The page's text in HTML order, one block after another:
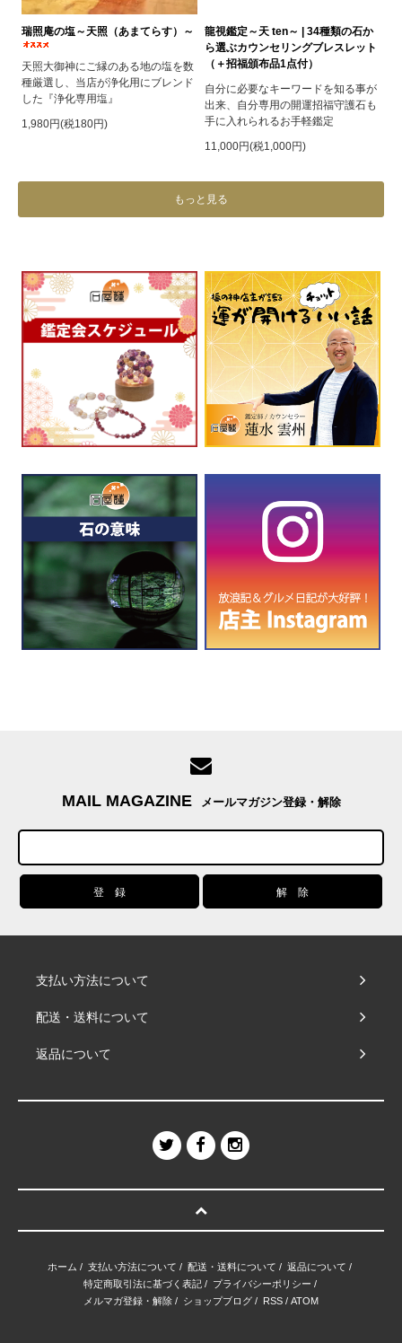
瑞照庵の塩～天照（あまてらす）～
天照大御神にご縁のある地の塩を数
種厳選し、当店が浄化用にブレンド
した『浄化専用塩』
1,980円(税180円)
龍視鑑定～天 ten～ | 34種類の石か
ら選ぶカウンセリングブレスレット
（＋招福頒布品1点付）
自分に必要なキーワードを知る事が
出来、自分専用の開運招福守護石も
手に入れられるお手軽鑑定
11,000円(税1,000円)
もっと見る
MAIL MAGAZINE メールマガジン登録・解除
支払い方法について
配送・送料について
返品について
ホーム / 支払い方法について / 配送・送料について / 返品について /
特定商取引法に基づく表記/ プライバシーポリシー /
メルマガ登録・解除 / ショップブログ / RSS / ATOM